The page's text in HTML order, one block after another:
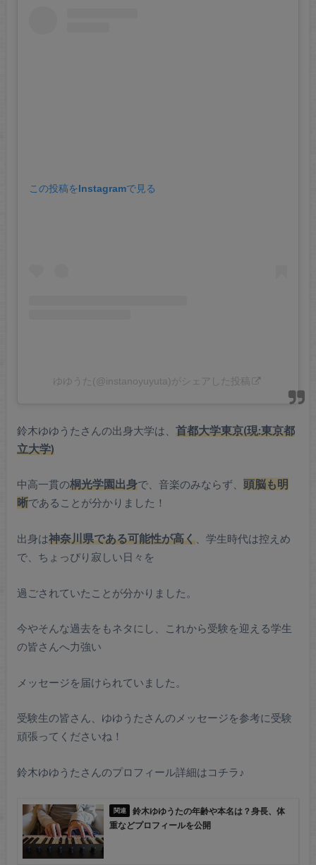
この投稿をInstagramで見る
ゆゆうた(@instanoyuyuta)がシェアした投稿
鈴木ゆゆうたさんの出身大学は、 首都大学東京(現:東京都
立大学)
中高一貫の桐光学園出身で、音楽のみならず、 頭脳も明
晰であることが分かりました！
出身は神奈川県である可能性が高く、学生時代は控えめ
で、ちょっぴり寂しい日々を
過ごされていたことが分かりました。
今やそんな過去をもネタにし、これから受験を迎える学生
の皆さんへ力強い
メッセージを 届けられていました。
受験生の皆さん、ゆゆうたさんのメッセージを参考に受験
頑張ってくださいね！
鈴木ゆゆうたさんのプロフィール詳細はコチラ♪
鈴木ゆゆうたの年齢や本名は？身長、体
重などプロフィールを公開